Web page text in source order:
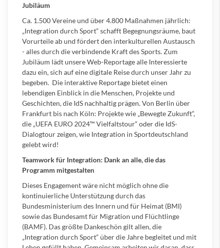
Jubiläum
Ca. 1.500 Vereine und über 4.800 Maßnahmen jährlich:
„Integration durch Sport“ schafft Begegnungsräume, baut
Vorurteile ab und fördert den interkulturellen Austausch
- alles durch die verbindende Kraft des Sports. Zum
Jubiläum lädt unsereWeb-Reportagealle Interessierte
dazu ein, sich auf eine digitale Reise durch unser Jahr zu
begeben. Die interaktive Reportage bietet einen
lebendigen Einblick in die Menschen, Projekte und
Geschichten, die IdS nachhaltig prägen. Von Berlin über
Frankfurt bis nach Köln: Projekte wie „Bewegte Zukunft“,
die „UEFA EURO 2024™ Vielfaltstour“ oder die IdS-
Dialogtour zeigen, wie Integration in Sportdeutschland
gelebt wird!
Teamwork für Integration: Dank an alle, die das
Programm mitgestalten
Dieses Engagement wäre nicht möglich ohne die
kontinuierliche Unterstützung durch das
Bundesministerium des Innern und für Heimat (BMI)
sowie das Bundesamt für Migration und Flüchtlinge
(BAMF). Das größte Dankeschön gilt allen, die
„Integration durch Sport“ über die Jahre begleitet und mit